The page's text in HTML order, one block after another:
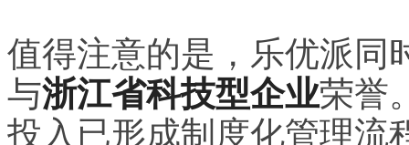
值得注意的是，乐优派同
与浙江省科技型企业荣誉
投入已形成制度化管理流